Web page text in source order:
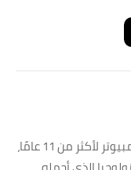
مدير المحتوى بموقع عالم الكمبيوتر لأكثر من 11 عامًا،